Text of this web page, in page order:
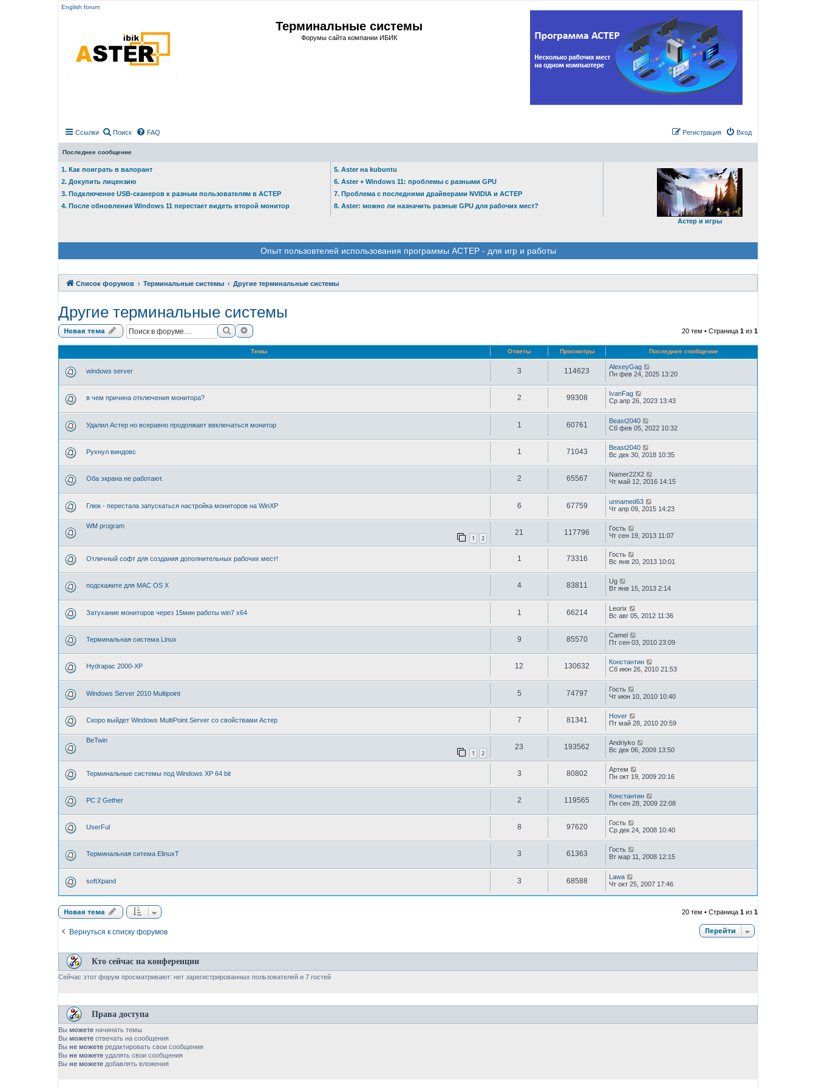
English forum
Терминальные системы
Форумы сайта компании ИБИК
Ссылки Поиск FAQ Вход
Регистрация
Последнее сообщение
1. Как поиграть в валорант
2. Докупить лицензию
3. Подключение USB-сканеров к разным пользователям в АСТЕР
4. После обновления Windows 11 перестает видеть второй монитор
5. Aster на kubuntu
6. Aster + Windows 11: проблемы с разными GPU
7. Проблема с последними драйверами NVIDIA и АСТЕР
8. Aster: можно ли назначить разные GPU для рабочих мест?
Астер и игры
Опыт пользовтелей использования программы АСТЕР - для игр и работы
Список форумов Терминальные системы Другие терминальные системы
Другие терминальные системы
Новая тема ПоискРасширенный поиск 20 тем • Страница 1 из 1
Темы Ответы Просмотры Последнее сообщение
windows server 3 114623
AlexeyGag
Пн фев 24, 2025 13:20
в чем причина отключения монитора? 2 99308
IvanFag
Ср апр 26, 2023 13:43
Удалил Астер но всеравно продолжает ввключаться монитор 1 60761
Beast2040
Сб фев 05, 2022 10:32
Рухнул виндовс 1 71043
Beast2040
Вс дек 30, 2018 10:35
Оба экрана не работают. 2 65567
Namer22X2
Чт май 12, 2016 14:15
Глюк - перестала запускаться настройка мониторов на WinXP 6 67759
unnamed63
Чт апр 09, 2015 14:23
WM program
1 2
21 117796
Гость
Чт сен 19, 2013 11:07
Отличный софт для создания дополнительных рабочих мест! 1 73316
Гость
Вс янв 20, 2013 10:01
подскажите для MAC OS X 4 83811
Ug
Вт янв 15, 2013 2:14
Затухание мониторов через 15мин работы win7 x64 1 66214
Leorix
Вс авг 05, 2012 11:36
Терминальная система Linux 9 85570
Camel
Пт сен 03, 2010 23:09
Hydrapac 2000-XP 12 130632
Константин
Сб июн 26, 2010 21:53
Windows Server 2010 Multipoint 5 74797
Гость
Чт июн 10, 2010 10:40
Скоро выйдет Windows MultiPoint Server со свойствами Астер 7 81341
Hover
Пт май 28, 2010 20:59
BeTwin
1 2
23 193562
Andriyko
Вс дек 06, 2009 13:50
Терминальные системы под Windows XP 64 bit 3 80802
Артем
Пн окт 19, 2009 20:16
PC 2 Gether 2 119565
Константин
Пн сен 28, 2009 22:08
UserFul 8 97620
Гость
Ср дек 24, 2008 10:40
Терминальная ситема ElinuxT 3 61363
Гость
Вт мар 11, 2008 12:15
softXpand 3 68588
Lawa
Чт окт 25, 2007 17:46
Новая тема 20 тем • Страница 1 из 1
Вернуться к списку форумов Перейти
Кто сейчас на конференции
Сейчас этот форум просматривают: нет зарегистрированных пользователей и 7 гостей
Права доступа
Вы можете начинать темы
Вы можете отвечать на сообщения
Вы не можете редактировать свои сообщения
Вы не можете удалять свои сообщения
Вы не можете добавлять вложения